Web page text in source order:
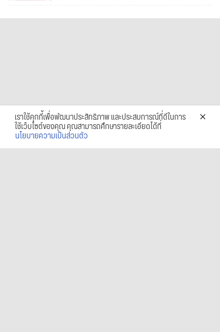
เราใช้คุกกี้เพื่อพัฒนาประสิทธิภาพ และประสบการณ์ที่ดีในการ
ใช้เว็บไซต์ของคุณ คุณสามารถศึกษารายละเอียดได้ที่
นโยบายความเป็นส่วนตัว